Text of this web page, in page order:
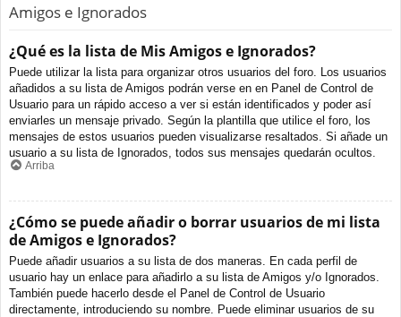
Amigos e Ignorados
¿Qué es la lista de Mis Amigos e Ignorados?
Puede utilizar la lista para organizar otros usuarios del foro. Los usuarios
añadidos a su lista de Amigos podrán verse en en Panel de Control de
Usuario para un rápido acceso a ver si están identificados y poder así
enviarles un mensaje privado. Según la plantilla que utilice el foro, los
mensajes de estos usuarios pueden visualizarse resaltados. Si añade un
usuario a su lista de Ignorados, todos sus mensajes quedarán ocultos.
Arriba
¿Cómo se puede añadir o borrar usuarios de mi lista
de Amigos e Ignorados?
Puede añadir usuarios a su lista de dos maneras. En cada perfil de
usuario hay un enlace para añadirlo a su lista de Amigos y/o Ignorados.
También puede hacerlo desde el Panel de Control de Usuario
directamente, introduciendo su nombre. Puede eliminar usuarios de su